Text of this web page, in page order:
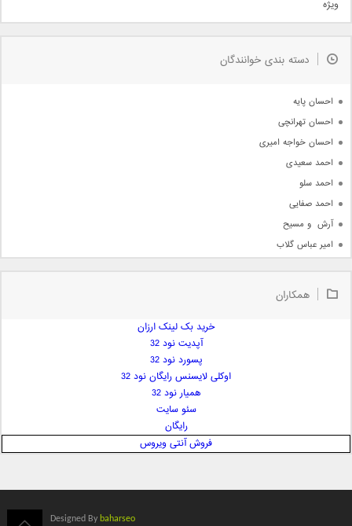
دمو
مذهبی
جدیدترین ها
ویژه
دسته بندی خوانندگان
احسان پایه
احسان تهرانچی
احسان خواجه امیری
احمد سعیدی
احمد سلو
احمد صفایی
آرش  و مسیح
امیر عباس گلاب
امیر علی
ایمان غلامی
بابک جهانبخش
همکاران
خرید بک لینک ارزان
آپدیت نود 32
پسورد نود 32
اوکلی لایسنس رایگان نود 32
همیار نود 32
سئو سایت
رایگان
فروش آنتی ویروس
Designed By baharseo